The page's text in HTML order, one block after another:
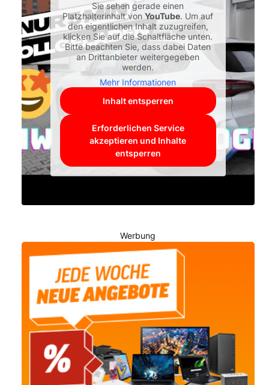
Sie sehen gerade einen
Platzhalterinhalt vonYouTube. Um auf
den eigentlichen Inhalt zuzugreifen,
klicken Sie auf die Schaltfläche unten.
Bitte beachten Sie, dass dabei Daten
an Drittanbieter weitergegeben
werden.
Mehr Informationen
Inhalt entsperren
Erforderlichen Service
akzeptieren und Inhalte
entsperren
Werbung